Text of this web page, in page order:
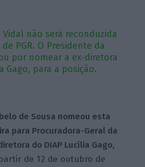
Vidal não será reconduzida
PGR. O Presidente da
por nomear a ex-diretora
Gago, para a posição.
de Sousa nomeou esta
para Procuradora-Geral da
do DIAP Lucília Gago,
de 12 de outubro de